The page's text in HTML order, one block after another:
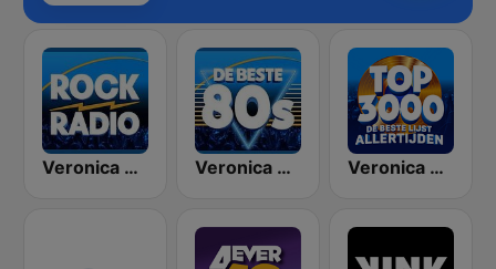
Veronica Rock Radio Veronica De Beste 80s Veronica Top 3000